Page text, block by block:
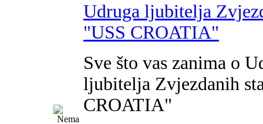
Udruga ljubitelja
"USS CROATIA"
Sve što vas zanima o
ljubitelja Zvjezdanih
CROATIA"